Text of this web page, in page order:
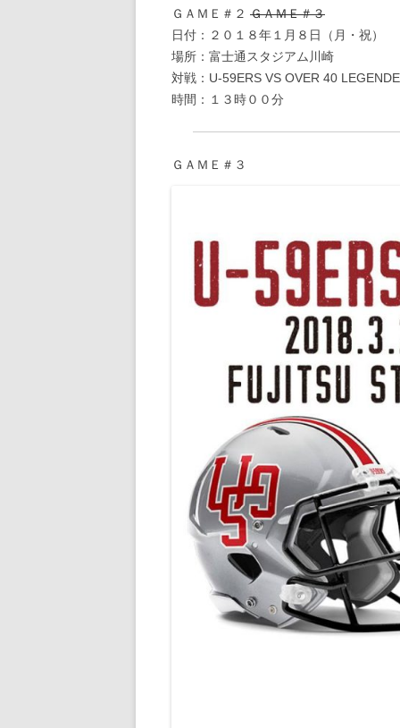
ＧＡＭＥ＃２ ＧＡＭＥ＃３
日付：２０１８年１月８日（月・祝）
場所：富士通スタジアム川崎
対戦：U-59ERS VS OVER 40
時間：１３時００分
ＧＡＭＥ＃３